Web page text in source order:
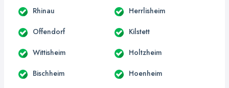
Rhinau Herrlisheim
Offendorf Kilstett
Wittisheim Holtzheim
Bischheim Hoenheim